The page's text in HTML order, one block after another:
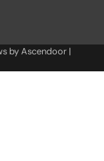
byAscendoor |